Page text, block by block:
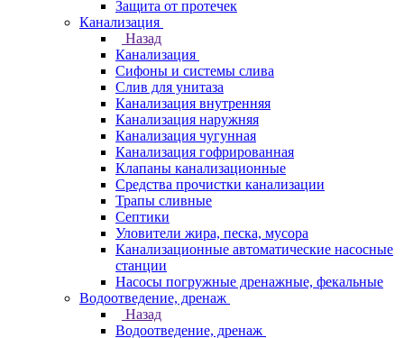
Защита от протечек
Канализация
Назад
Канализация
Сифоны и системы слива
Слив для унитаза
Канализация внутренняя
Канализация наружняя
Канализация чугунная
Канализация гофрированная
Клапаны канализационные
Средства прочистки канализации
Трапы сливные
Септики
Уловители жира, песка, мусора
Канализационные автоматические насосные
станции
Насосы погружные дренажные, фекальные
Водоотведение, дренаж
Назад
Водоотведение, дренаж